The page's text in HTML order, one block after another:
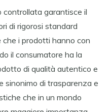
garantisce il
di rigorosi standard
i prodotti hanno con
il consumatore ha la
di qualità autentico e
sinonimo di trasparenza e
che in un mondo